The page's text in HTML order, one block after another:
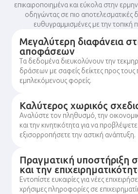
επικαιροποιημένα και εύκολα στην
οδηγώντας σε πιο αποτελεσματικές
ευθυγραμμισμένες με την τοπική
Μεγαλύτερη διαφάνεια
αποφάσεων
Τα δεδομένα διευκολύνουν την
δράσεων με σαφείς δείκτες προς τους
εμπλεκόμενους φορείς.
Καλύτερος χωρικός
Αναλύστε τον πληθυσμό, την
και την κινητικότητα για να
εξισορροπήσετε την αστική ανάπτυξη.
Πραγματική υποστήριξη
και την
Εντοπίστε ευκαιρίες για νέες
χρήσιμες πληροφορίες σε